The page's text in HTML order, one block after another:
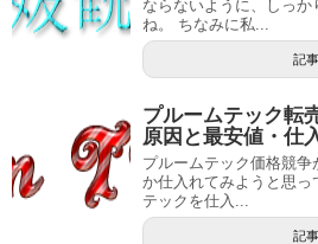
ならないように、しっ
ね。 ちなみに私...
記
プルームテック
原因と最安値・仕
プルームテック価格競
か仕入れてみようと思
テックを仕入...
記